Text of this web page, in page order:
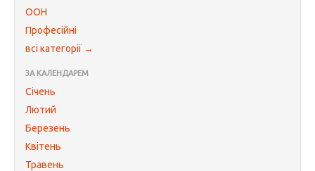
ООН
Професійні
всі категорії →
ЗА КАЛЕНДАРЕМ
Січень
Лютий
Березень
Квітень
Травень